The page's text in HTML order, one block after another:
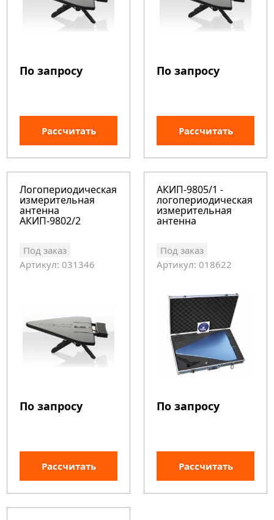
По запросу
Рассчитать
По запросу
Рассчитать
Логопериодическая
измерительная
антенна
АКИП-9802/2
Под заказ
Артикул: 031346
По запросу
Рассчитать
АКИП-9805/1 -
логопериодическая
измерительная
антенна
Под заказ
Артикул: 018622
По запросу
Рассчитать